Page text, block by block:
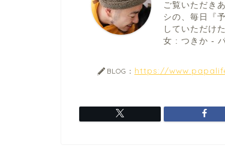
ご覧いただき
シの、毎日『
していただけ
女 : つきか -
BLOG： https://